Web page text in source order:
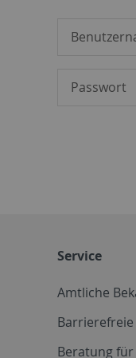
Service
Amtliche
Barrierefreie
Beratung